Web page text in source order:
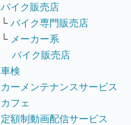
バイク販売店
└ バイク専門販売店
└ メーカー系
バイク販売店
車検
カーメンテナンスサービス
カフェ
定額制動画配信サービス